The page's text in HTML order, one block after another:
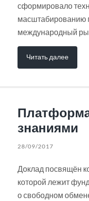
сформировало
масштабированию
международный
Читать далее
знаниями
28/09/2017
Доклад посвящён
которой лежит
о свободном